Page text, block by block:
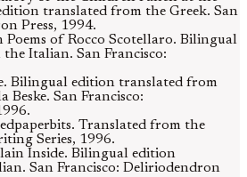
translated from the Greek. San
Press, 1994.
Poems of Rocco Scotellaro. Bilingual
Italian. San Francisco:
Bilingual edition translated from
Beske. San Francisco:
Translated from the
Series, 1996.
Inside. Bilingual edition
San Francisco: Deliriodendron